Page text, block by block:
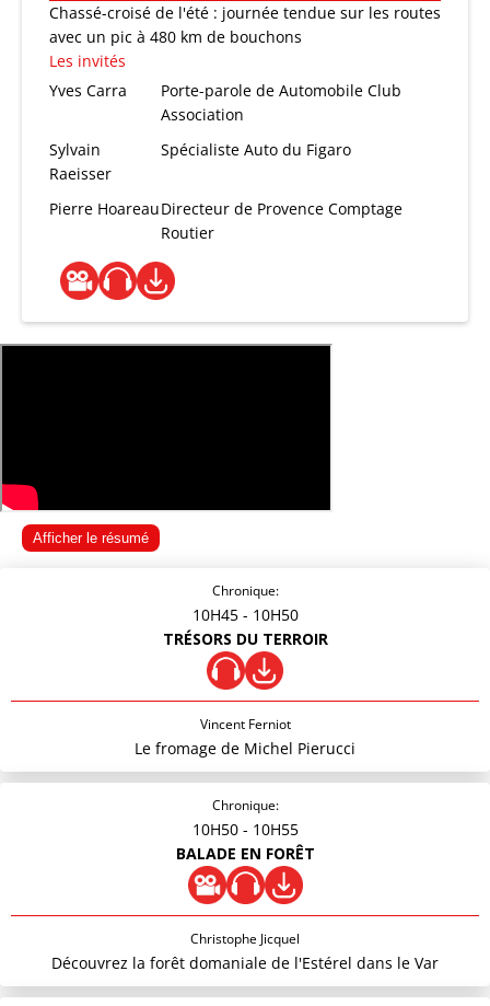
Chassé-croisé de l'été : journée tendue sur les routes
avec un pic à 480 km de bouchons
Les invités
Yves Carra
Porte-parole de Automobile Club
Association
Sylvain
Raeisser
Spécialiste Auto du Figaro
Pierre HoareauDirecteur de Provence Comptage
Routier
Afficher le résumé
Chronique:
10H45 - 10H50
TRÉSORS DU TERROIR
Vincent Ferniot
Le fromage de Michel Pierucci
Chronique:
10H50 - 10H55
BALADE EN FORÊT
Christophe Jicquel
Découvrez la forêt domaniale de l'Estérel dans le Var